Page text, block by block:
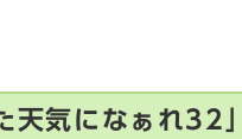
天気になぁれ32」